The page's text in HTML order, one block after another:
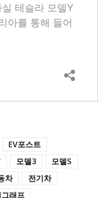
EV포스트
모델3
모델S
차
전기차
래프